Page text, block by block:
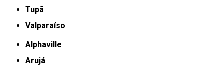
Tupã
Valparaíso
Alphaville
Arujá